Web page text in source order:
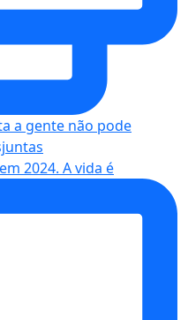
2024. A vida é